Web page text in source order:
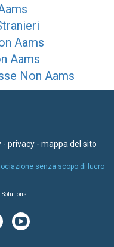
Aams
Aams
Non Aams
- privacy - mappa del sito
senza scopo di lucro
Solutions